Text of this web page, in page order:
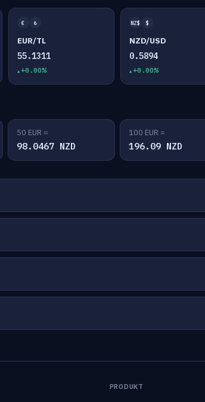
€ ₺
EUR/TL
55.1311
+0.00%
NZ$ $
NZD/USD
0.5894
+0.00%
50 EUR =
98.0467 NZD
100 EUR =
196.09 NZD
PRODUKT